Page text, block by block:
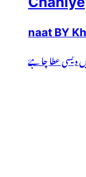
naat BY
ویسی عطا چاہۓ